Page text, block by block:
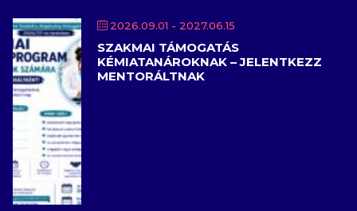
2026.09.01 - 2027.06.15
SZAKMAI TÁMOGATÁS
KÉMIATANÁROKNAK – JELENTKEZZ
MENTORÁLTNAK